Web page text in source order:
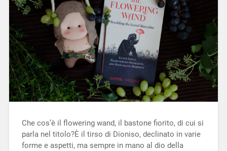
Che cos’è il flowering wand, il bastone fiorito, di cui si
parla nel titolo?È il tirso di Dioniso, declinato in varie
forme e aspetti, ma sempre in mano al dio della